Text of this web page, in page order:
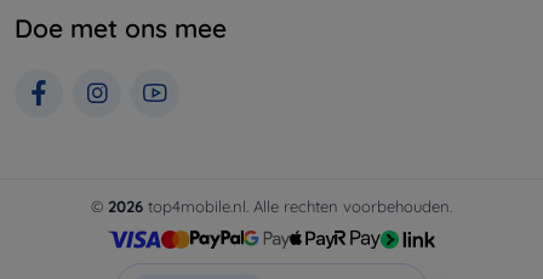
Doe met ons mee
© 2026 top4mobile.nl. Alle rechten voorbehouden.